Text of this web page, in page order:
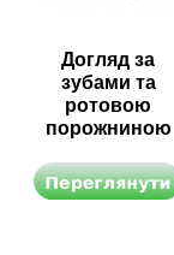
Догляд за
зубами та
ротовою
порожниною